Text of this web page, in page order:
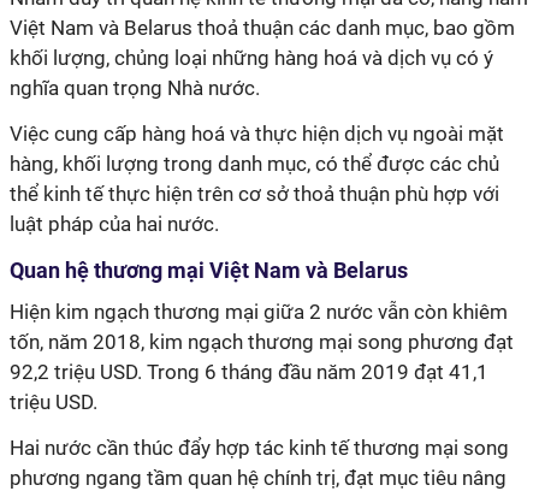
Việt Nam và Belarus thoả thuận các danh mục, bao gồm
khối lượng, chủng loại những hàng hoá và dịch vụ có ý
nghĩa quan trọng Nhà nước.
Việc cung cấp hàng hoá và thực hiện dịch vụ ngoài mặt
hàng, khối lượng trong danh mục, có thể được các chủ
thể kinh tế thực hiện trên cơ sở thoả thuận phù hợp với
luật pháp của hai nước.
Quan hệ thương mại Việt Nam và Belarus
Hiện kim ngạch thương mại giữa 2 nước vẫn còn khiêm
tốn, năm 2018, kim ngạch thương mại song phương đạt
92,2 triệu USD. Trong 6 tháng đầu năm 2019 đạt 41,1
triệu USD.
Hai nước cần thúc đẩy hợp tác kinh tế thương mại song
phương ngang tầm quan hệ chính trị, đạt mục tiêu nâng